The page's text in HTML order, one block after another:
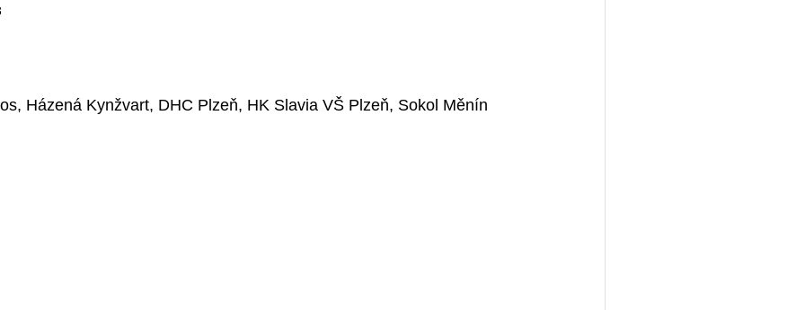
Házená Kynžvart, DHC Plzeň, HK Slavia VŠ Plzeň, Sokol Měnín